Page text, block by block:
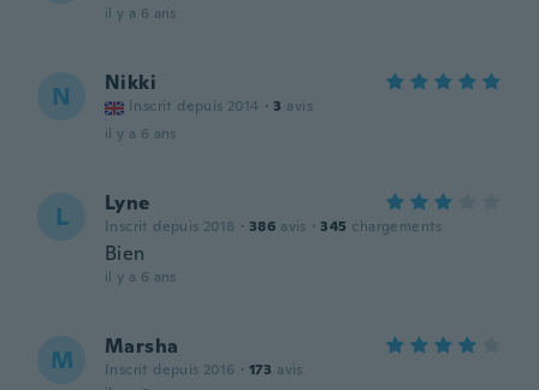
il y a 6 ans
N Nikki
Inscrit depuis 2014 · 3 avis
il y a 6 ans
L Lyne
Inscrit depuis 2018 · 386 avis · 345 chargements
Bien
il y a 6 ans
M Marsha
Inscrit depuis 2016 · 173 avis